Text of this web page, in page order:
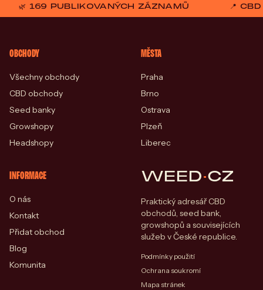
🌿 169 PUBLIKOVANÝCH ZÁZNAMŮ 📍
OBCHODY
Všechny obchody
CBD obchody
Seed banky
Growshopy
Headshopy
MĚSTA
Praha
Brno
Ostrava
Plzeň
Liberec
INFORMACE
O nás
Kontakt
Přidat obchod
Blog
Komunita
WEED·CZ
Praktický adresář CBD
obchodů, seed bank,
growshopů a souvisejících
služeb v České republice.
Podmínky použití
Ochrana soukromí
Mapa stránek